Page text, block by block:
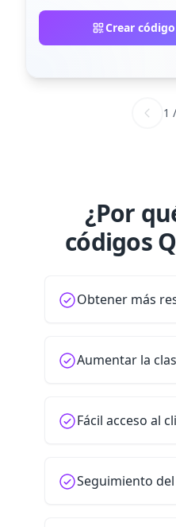
Crear
1 /
¿Por
códigos
Obtener más
Aumentar la
Fácil acceso al
Seguimiento